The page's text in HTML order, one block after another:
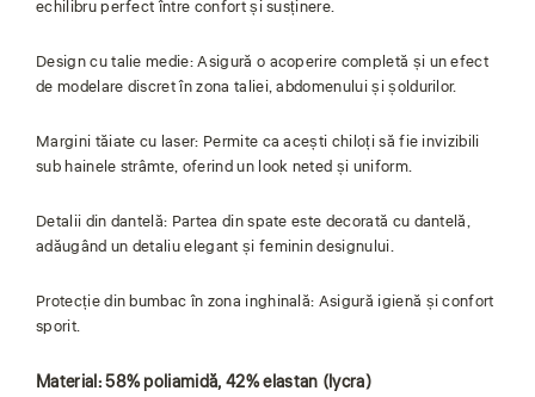
echilibru perfect între confort și susținere.
Design cu talie medie: Asigură o acoperire completă și un efect
de modelare discret în zona taliei, abdomenului și șoldurilor.
Margini tăiate cu laser: Permite ca acești chiloți să fie invizibili
sub hainele strâmte, oferind un look neted și uniform.
Detalii din dantelă: Partea din spate este decorată cu dantelă,
adăugând un detaliu elegant și feminin designului.
Protecție din bumbac în zona inghinală: Asigură igienă și confort
sporit.
Material: 58% poliamidă, 42% elastan (lycra)